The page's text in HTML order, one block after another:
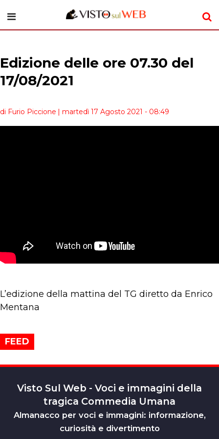
Edizione delle ore 07.30 del
17/08/2021
di Furio Piccione | martedì 17 Agosto 2021 - 08:49
L’edizione della mattina del TG diretto da Enrico
Mentana
FEED
Visto Sul Web - Voci e immagini della
tragica Commedia Umana
Almanacco per voci e immagini: informazione,
curiosità e divertimento